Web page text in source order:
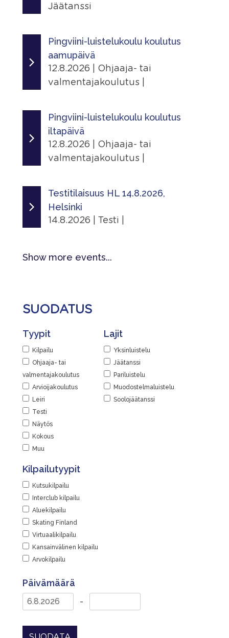
Jaa
Linkit
Lisätiedot
Näytä lisätiedot
Peurungan Jäähalli
Peurungantie 85, 41340 Laukaa,
Finland
Lisätiedot
Näytä lisätiedot
Jaa
|
Jäätanssi
8.8.2026 - 9.8.2026
Järjestäjä
Järvenpään Taitoluistelijat
Järvenpää, Jäähalli
Seutulantie 14, 04410 Järvenpää,
Suomi
Ilmoittautuminen
Jaa
|
Pingviini-luistelukoulu koulutus
aamupäivä
12.8.2026 | Ohjaaja- tai
valmentajakoulutus |
12.8.2026 - 12.8.2026
Järjestäjä
Skating Finland
Tapahtumasivu
Lisätiedot
Näytä lisätiedot
|
Pingviini-luistelukoulu koulutus
iltapäivä
12.8.2026 | Ohjaaja- tai
valmentajakoulutus |
12.8.2026 - 12.8.2026
Järjestäjä
Skating Finland
Tapahtumasivu
|
Testitilaisuus HL 14.8.2026,
Helsinki
14.8.2026 | Testi |
14.8.2026 - 14.8.2026
Paikka
Kaarelan raitti 2, 00430 Helsinki,
Suomi
Lisätiedot
Näytä lisätiedot
Jaa
|
Show more events...
SUODATUS
Tyypit
Kilpailu
Ohjaaja- tai
valmentajakoulutus
Arvioijakoulutus
Leiri
Testi
Näytös
Kokous
Muu
Lajit
Yksinluistelu
Jäätanssi
Pariluistelu
Muodostelmaluistelu
Soolojäätanssi
Kilpailutyypit
Kutsukilpailu
Interclub kilpailu
Aluekilpailu
Skating Finland
Virtuaalikilpailu
Kansainvälinen kilpailu
Arvokilpailu
Päivämäärä
-